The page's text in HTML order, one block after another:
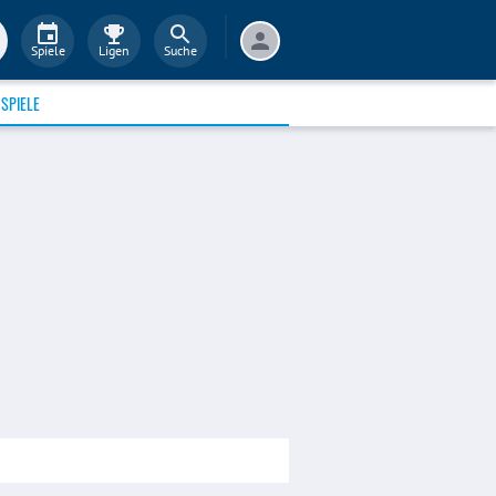
Spiele Ligen Suche
SPIELE